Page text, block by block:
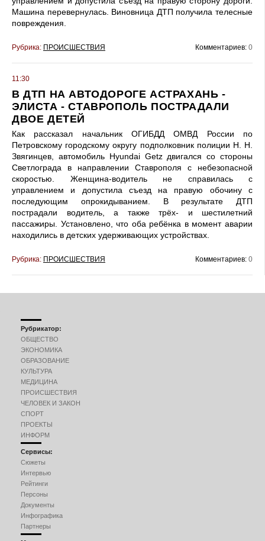
Машина перевернулась. Виновница ДТП получила телесные
повреждения.
Рубрика: ПРОИСШЕСТВИЯ Комментариев: 0
11:30
В ДТП НА АВТОДОРОГЕ АСТРАХАНЬ -
ЭЛИСТА - СТАВРОПОЛЬ ПОСТРАДАЛИ
ДВОЕ ДЕТЕЙ
Как рассказал начальник ОГИБДД ОМВД России по
Петровскому городскому округу подполковник полиции Н. Н.
Звягинцев, автомобиль Hyundai Getz двигался со стороны
Светлограда в направлении Ставрополя с небезопасной
скоростью. Женщина-водитель не справилась с
управлением и допустила съезд на правую обочину с
последующим опрокидыванием. В результате ДТП
пострадали водитель, а также трёх- и шестилетний
пассажиры. Установлено, что оба ребёнка в момент аварии
находились в детских удерживающих устройствах.
Рубрика: ПРОИСШЕСТВИЯ Комментариев: 0
Рубрикатор:
ОБЩЕСТВО
ЭКОНОМИКА
ОБРАЗОВАНИЕ
КУЛЬТУРА
МЕДИЦИНА
ПРОИСШЕСТВИЯ
ЧЕЛОВЕК И ЗАКОН
СПОРТ
ПРОЕКТЫ
ИНФОРМ
Сервисы:
Сюжеты
Интервью
Рейтинги
Персоны
Документы
Инфографика
Партнеры